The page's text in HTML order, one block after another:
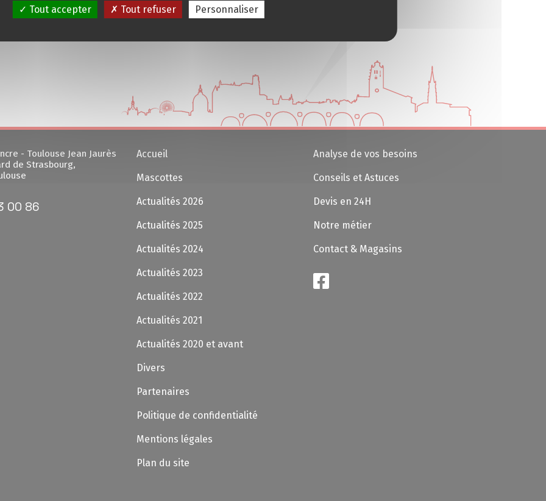
- Toulouse Jean Jaurès
de Strasbourg,
00 86
Accueil
Mascottes
Actualités 2026
Actualités 2025
Actualités 2024
Actualités 2023
Actualités 2022
Actualités 2021
Actualités 2020 et avant
Divers
Partenaires
Politique de confidentialité
Mentions légales
Plan du site
Analyse de vos besoins
Conseils et Astuces
Devis en 24H
Notre métier
Contact & Magasins
Tout accepter Tout refuser Personnaliser